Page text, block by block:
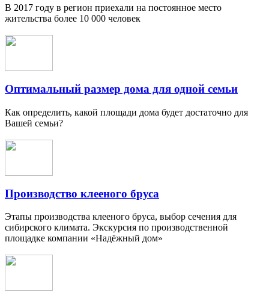
В 2017 году в регион приехали на постоянное место
жительства более 10 000 человек
Оптимальный размер дома для одной семьи
Как определить, какой площади дома будет достаточно для
Вашей семьи?
Производство клееного бруса
Этапы производства клееного бруса, выбор сечения для
сибирского климата. Экскурсия по производственной
площадке компании «Надёжный дом»